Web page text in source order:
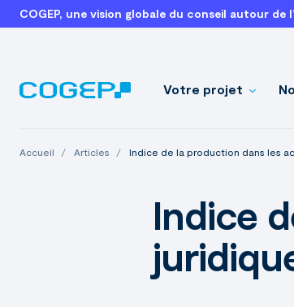
COGEP, une vision globale du conseil autour de
Votre projet
Accueil Articles Indice de la production dans les
Indice